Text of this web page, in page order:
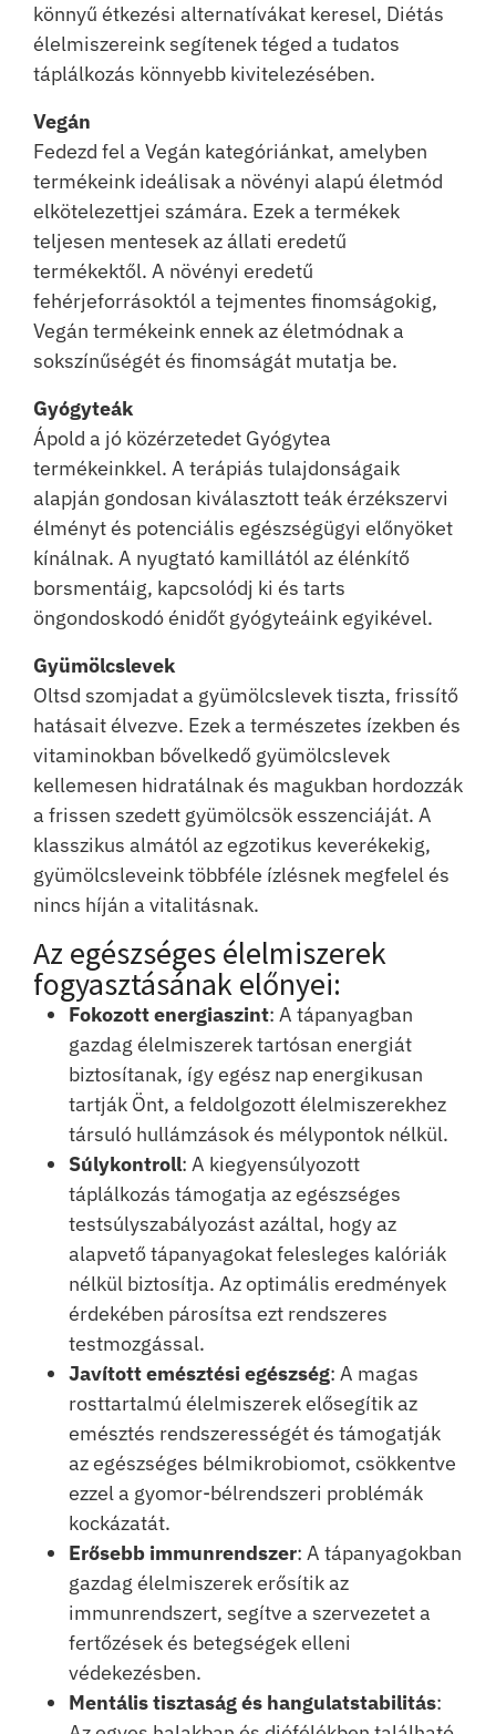
könnyű étkezési alternatívákat keresel, Diétás
élelmiszereink segítenek téged a tudatos
táplálkozás könnyebb kivitelezésében.
Vegán
Fedezd fel a Vegán kategóriánkat, amelyben
termékeink ideálisak a növényi alapú életmód
elkötelezettjei számára. Ezek a termékek
teljesen mentesek az állati eredetű
termékektől. A növényi eredetű
fehérjeforrásoktól a tejmentes finomságokig,
Vegán termékeink ennek az életmódnak a
sokszínűségét és finomságát mutatja be.
Gyógyteák
Ápold a jó közérzetedet Gyógytea
termékeinkkel. A terápiás tulajdonságaik
alapján gondosan kiválasztott teák érzékszervi
élményt és potenciális egészségügyi előnyöket
kínálnak. A nyugtató kamillától az élénkítő
borsmentáig, kapcsolódj ki és tarts
öngondoskodó énidőt gyógyteáink egyikével.
Gyümölcslevek
Oltsd szomjadat a gyümölcslevek tiszta, frissítő
hatásait élvezve. Ezek a természetes ízekben és
vitaminokban bővelkedő gyümölcslevek
kellemesen hidratálnak és magukban hordozzák
a frissen szedett gyümölcsök esszenciáját. A
klasszikus almától az egzotikus keverékekig,
gyümölcsleveink többféle ízlésnek megfelel és
nincs híján a vitalitásnak.
Az egészséges élelmiszerek
fogyasztásának előnyei:
Fokozott energiaszint: A tápanyagban
gazdag élelmiszerek tartósan energiát
biztosítanak, így egész nap energikusan
tartják Önt, a feldolgozott élelmiszerekhez
társuló hullámzások és mélypontok nélkül.
Súlykontroll: A kiegyensúlyozott
táplálkozás támogatja az egészséges
testsúlyszabályozást azáltal, hogy az
alapvető tápanyagokat felesleges kalóriák
nélkül biztosítja. Az optimális eredmények
érdekében párosítsa ezt rendszeres
testmozgással.
Javított emésztési egészség: A magas
rosttartalmú élelmiszerek elősegítik az
emésztés rendszerességét és támogatják
az egészséges bélmikrobiomot, csökkentve
ezzel a gyomor-bélrendszeri problémák
kockázatát.
Erősebb immunrendszer: A tápanyagokban
gazdag élelmiszerek erősítik az
immunrendszert, segítve a szervezetet a
fertőzések és betegségek elleni
védekezésben.
Mentális tisztaság és hangulatstabilitás: